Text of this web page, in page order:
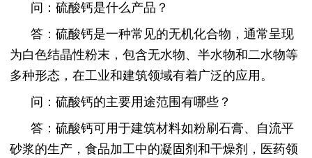
问：硫酸钙是什么产品？
答：硫酸钙是一种常见的无机化合物，通常呈现
为白色结晶性粉末，包含无水物、半水物和二水物等
多种形态，在工业和建筑领域有着广泛的应用。
问：硫酸钙的主要用途范围有哪些？
答：硫酸钙可用于建筑材料如粉刷石膏、自流平
砂浆的生产，食品加工中的凝固剂和干燥剂，医药领